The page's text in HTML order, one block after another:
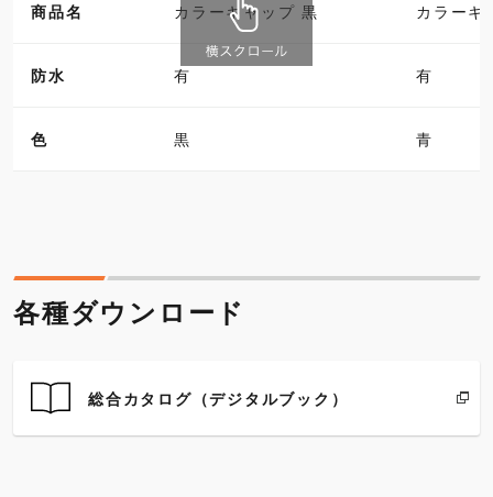
商品名 カラーキャップ 黒 カラーキ
防水 有 有
色 黒 青
各種ダウンロード
総合カタログ（デジタルブック）